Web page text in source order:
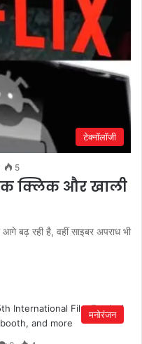
टेक्नॉलॉजी
5
क्लिक और खाली
बढ़ रही है, वहीं साइबर अपराध भी
मनोरंजन